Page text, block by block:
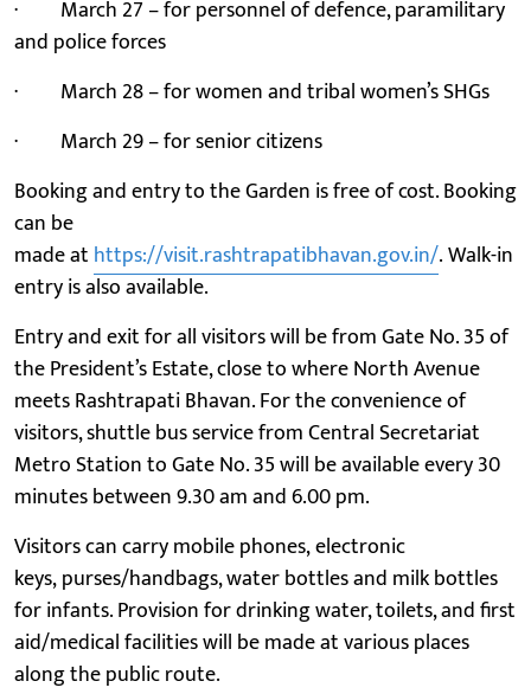
· March 27 – for personnel of defence, paramilitary
and police forces
· March 28 – for women and tribal women’s SHGs
· March 29 – for senior citizens
Booking and entry to the Garden is free of cost. Booking
can be
made at https://visit.rashtrapatibhavan.gov.in/. Walk-in
entry is also available.
Entry and exit for all visitors will be from Gate No. 35 of
the President’s Estate, close to where North Avenue
meets Rashtrapati Bhavan. For the convenience of
visitors, shuttle bus service from Central Secretariat
Metro Station to Gate No. 35 will be available every 30
minutes between 9.30 am and 6.00 pm.
Visitors can carry mobile phones, electronic
keys, purses/handbags, water bottles and milk bottles
for infants. Provision for drinking water, toilets, and first
aid/medical facilities will be made at various places
along the public route.